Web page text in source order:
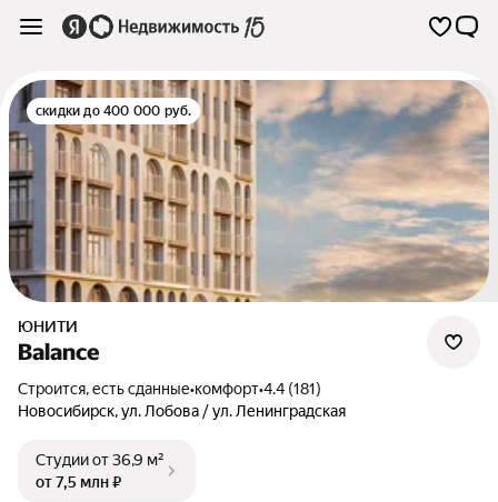
скидки до 400 000 руб.
ЮНИТИ
Balance
Строится, есть сданные•комфорт•4.4 (181)
Новосибирск,ул. Лобова / ул. Ленинградская
Студииот 36,9 м²
от 7,5 млн ₽